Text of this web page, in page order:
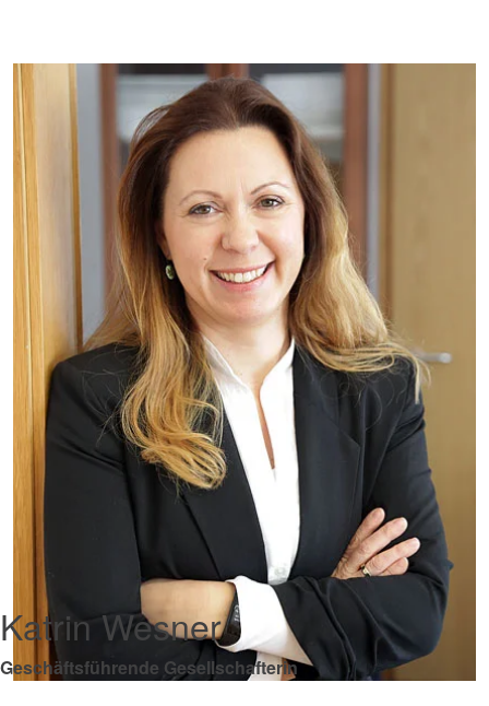
Katrin Wesner
Geschäftsführende Gesellschafterin